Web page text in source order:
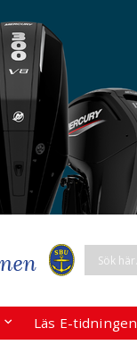
Läs E-tidningen